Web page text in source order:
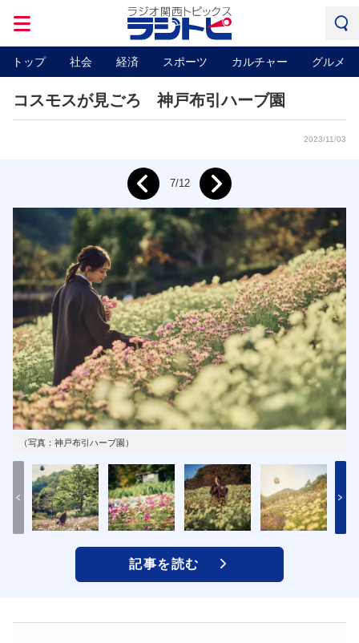
トップ 社会 経済 スポーツ カルチャー グルメ
コスモスが見ごろ 神戸布引ハーブ園
2023/11/03
（写真：神戸布引ハーブ園）
7/12
記事を読む